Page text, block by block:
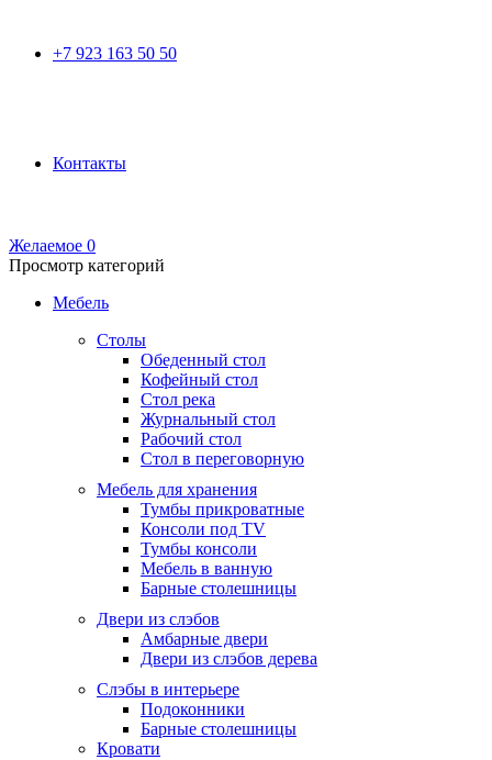
+7 923 163 50 50
Контакты
Желаемое 0
Просмотр категорий
Мебель
Столы
Обеденный стол
Кофейный стол
Стол река
Журнальный стол
Рабочий стол
Стол в переговорную
Мебель для хранения
Тумбы прикроватные
Консоли под TV
Тумбы консоли
Мебель в ванную
Барные столешницы
Двери из слэбов
Амбарные двери
Двери из слэбов дерева
Слэбы в интерьере
Подоконники
Барные столешницы
Кровати